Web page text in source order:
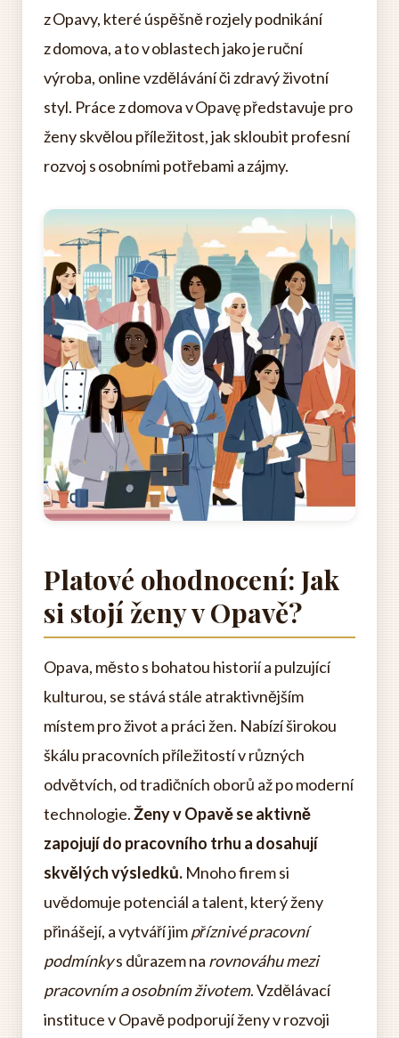
z Opavy, které úspěšně rozjely podnikání
z domova, a to v oblastech jako je ruční
výroba, online vzdělávání či zdravý životní
styl. Práce z domova v Opavę představuje pro
ženy skvělou příležitost, jak skloubit profesní
rozvoj s osobními potřebami a zájmy.
Platové ohodnocení: Jak
si stojí ženy v Opavě?
Opava, město s bohatou historií a pulzující
kulturou, se stává stále atraktivnějším
místem pro život a práci žen. Nabízí širokou
škálu pracovních příležitostí v různých
odvětvích, od tradičních oborů až po moderní
technologie.Ženy v Opavě se aktivně
zapojují do pracovního trhu a dosahují
skvělých výsledků. Mnoho firem si
uvědomuje potenciál a talent, který ženy
přinášejí, a vytváří jimpříznivé pracovní
podmínkys důrazem na rovnováhu mezi
pracovním a osobním životem. Vzdělávací
instituce v Opavě podporují ženy v rozvoji